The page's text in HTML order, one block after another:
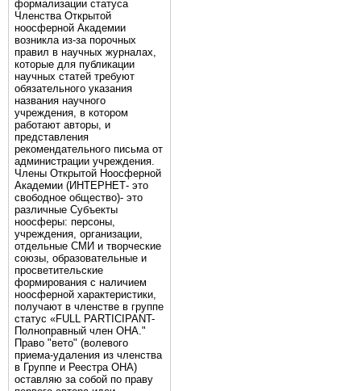
формализации статуса
Членства Открытой
ноосферной Академии
возникла из-за порочных
правил в научных журналах,
которые для публикации
научных статей требуют
обязательного указания
названия научного
учреждения, в котором
работают авторы, и
представления
рекомендательного письма от
администрации учреждения.
Члены Открытой Ноосферной
Академии (ИНТЕРНЕТ- это
свободное общество)- это
различные Субъекты
ноосферы: персоны,
учреждения, организации,
отдельные СМИ и творческие
союзы, образовательные и
просветительские
формирования с наличием
ноосферной характеристики,
получают в членстве в группе
статус «FULL PARTICIPANT-
Полноправный член ОНА."
Право "вето" (волевого
приема-удаления из членства
в Группе и Реестра ОНА)
оставляю за собой по праву